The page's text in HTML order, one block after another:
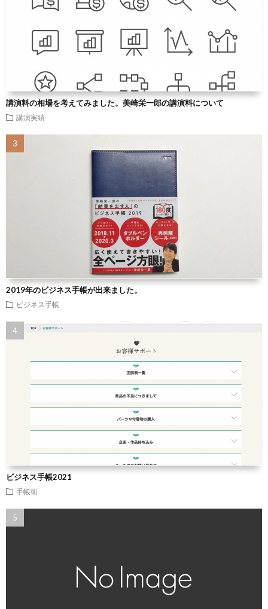
講演料の相場を考えてみました。美崎栄一郎の講演料について
講演実績
2019年のビジネス手帳が出来ました。
ビジネス手帳
ビジネス手帳2021
手帳術